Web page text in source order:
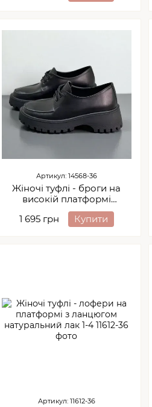
Артикул: 14568-36
Жіночі туфлі - броги на
високій платформі
натуральна шкіра 1-2
1 695 грн Купити
Артикул: 11612-36